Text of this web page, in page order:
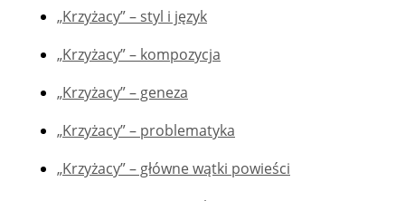
„Krzyżacy” – styl i język
„Krzyżacy” – kompozycja
„Krzyżacy” – geneza
„Krzyżacy” – problematyka
„Krzyżacy” – główne wątki powieści